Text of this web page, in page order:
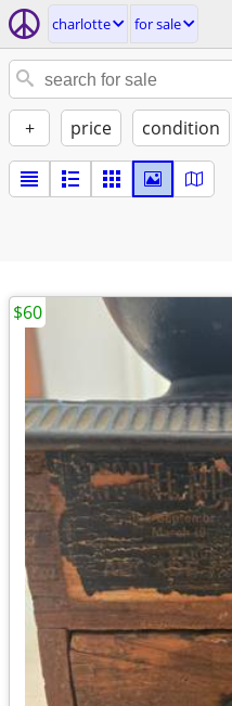
charlotte for sale
+ price condition
$60